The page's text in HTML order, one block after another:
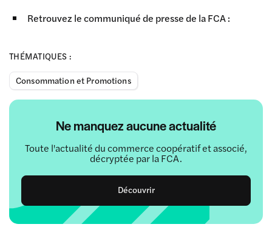
THÉMATIQUES :
Consommation et Promotions
Ne manquez aucune actualité
Toute l'actualité du commerce coopératif et associé,
décryptée par la FCA.
Découvrir
Retrouvez le communiqué de presse de la FCA :